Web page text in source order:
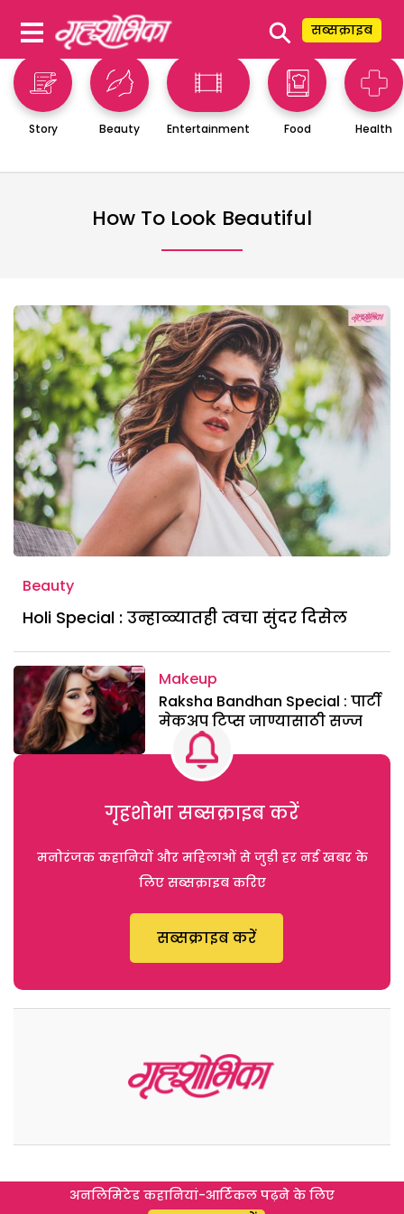
⚲ सब्सक्राइब
Story Beauty Entertainment Food Health
How To Look Beautiful
Beauty
Holi Special : उन्हाळ्यातही त्वचा सुंदर दिसेल
Makeup
Raksha Bandhan Special : पार्टी
मेकअप टिप्स जाण्यासाठी सज्ज
गृहशोभा सब्सक्राइब करें
मनोरंजक कहानियों और महिलाओं से जुड़ी हर नई खबर के
लिए सब्सक्राइब करिए
सब्सक्राइब करें
अनलिमिटेड कहानियां-आर्टिकल पढ़ने के लिए